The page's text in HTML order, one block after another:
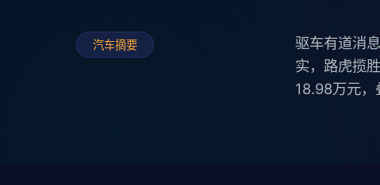
汽车摘要
驱车有道消
实，路虎揽
18.98万元，